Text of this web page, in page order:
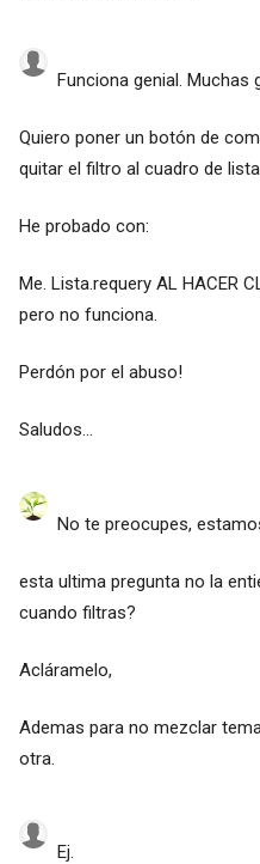
Funciona genial. Muchas
Quiero poner un botón de
quitar el filtro al cuadro de
He probado con:
Me. Lista.requery AL HACER
pero no funciona.
Perdón por el abuso!
Saludos...
No te preocupes,
esta ultima pregunta no la
cuando filtras?
Acláramelo,
Ademas para no mezclar
otra.
Ej.